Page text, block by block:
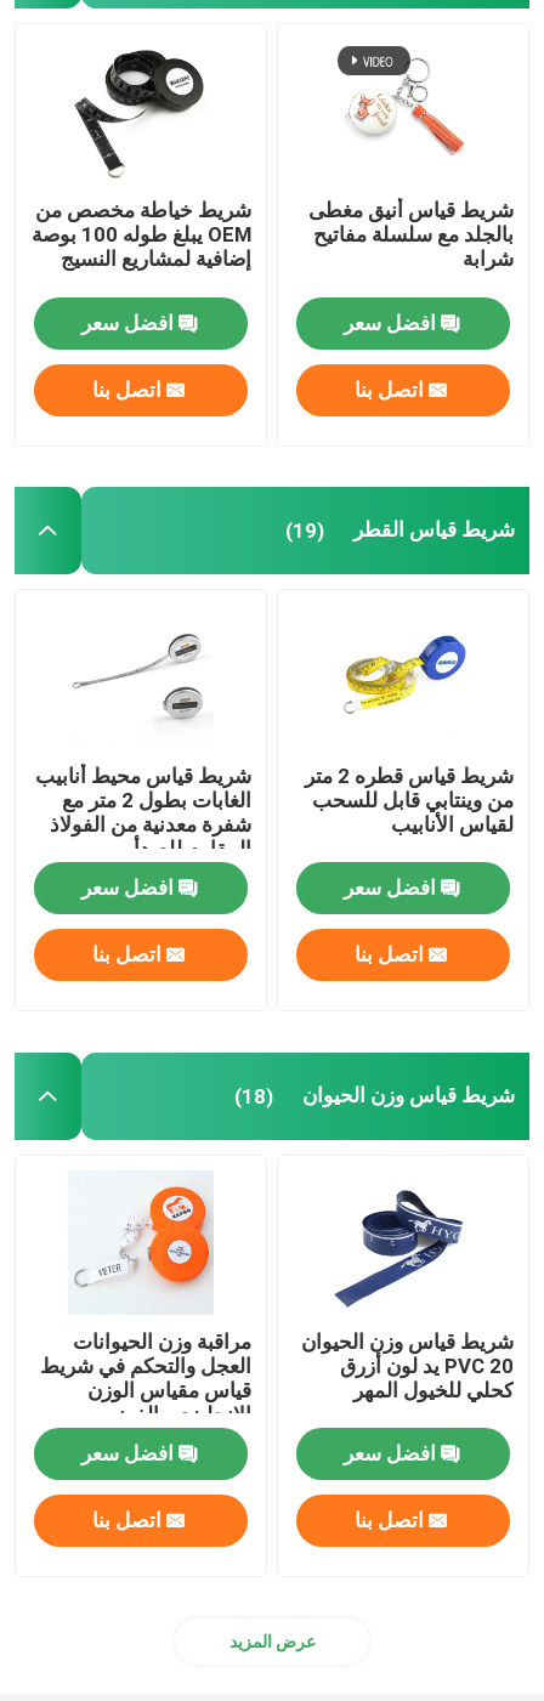
معلومات عنا
جولة في المعمل
رقابة جودة
اتصل بنا
اطلب اقتباس
شريط قياس الليزر
شريط قياس القطر
قياس شريط الجسم القابل للسحب
فرجار دهون الجسم
شريط منتصف محيط العضد
قياس الشريط الصلب
قياس شريط المسح
عجلة قياس المسافة
مكونات قياس الشريط
شريط قياس أنيق مغطى
بالجلد مع سلسلة مفاتيح
شرابة
افضل سعر
اتصل بنا
شريط خياطة مخصص من
OEM يبلغ طوله 100 بوصة
إضافية لمشاريع النسيج
افضل سعر
اتصل بنا
شريط قياس القطر (19)
شريط قياس قطره 2 متر
من وينتابي قابل للسحب
لقياس الأنابيب
افضل سعر
اتصل بنا
شريط قياس محيط أنابيب
الغابات بطول 2 متر مع
شفرة معدنية من الفولاذ
المقاوم للصدأ
افضل سعر
اتصل بنا
شريط قياس وزن الحيوان (18)
شريط قياس وزن الحيوان
PVC 20 يد لون أزرق
كحلي للخيول المهر
افضل سعر
اتصل بنا
مراقبة وزن الحيوانات
العجل والتحكم في شريط
قياس مقياس الوزن
الإنجليزي والفرنسي
للمستشفيات البيطرية
افضل سعر
اتصل بنا
عرض المزيد